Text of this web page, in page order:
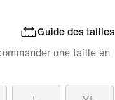
Guide des tailles
une taille en